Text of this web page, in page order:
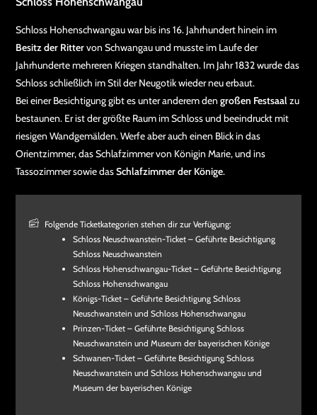
Schloss Hohenschwangau war bis ins 16. Jahrhundert hinein im
Besitz der Rittervon Schwangau und musste im Laufe der
Jahrhunderte mehreren Kriegen standhalten. Im Jahr 1832 wurde das
Schloss schließlich im Stil der Neugotik wieder neu erbaut.
Bei einer Besichtigung gibt es unter anderem den großen Festsaalzu
bestaunen. Er ist der größte Raum im Schloss und beeindruckt mit
riesigen Wandgemälden. Werfe aber auch einen Blick in das
Orientzimmer, das Schlafzimmer von Königin Marie, und ins
Tassozimmer sowie dasSchlafzimmer der Könige.
Folgende Ticketkategorien stehen dir zur Verfügung:
Schloss Neuschwanstein-Ticket – Geführte Besichtigung
Schloss Neuschwanstein
Schloss Hohenschwangau-Ticket – Geführte Besichtigung
Schloss Hohenschwangau
Königs-Ticket – Geführte Besichtigung Schloss
Neuschwanstein und Schloss Hohenschwangau
Prinzen-Ticket – Geführte Besichtigung Schloss
Neuschwanstein und Museum der bayerischen Könige
Schwanen-Ticket – Geführte Besichtigung Schloss
Neuschwanstein und Schloss Hohenschwangau und
Museum der bayerischen Könige